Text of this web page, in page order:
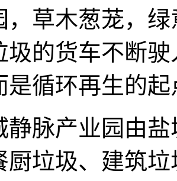
，草木葱茏，
圾的货车不断
是循环再生的起
产业园由盐
厨垃圾、建筑